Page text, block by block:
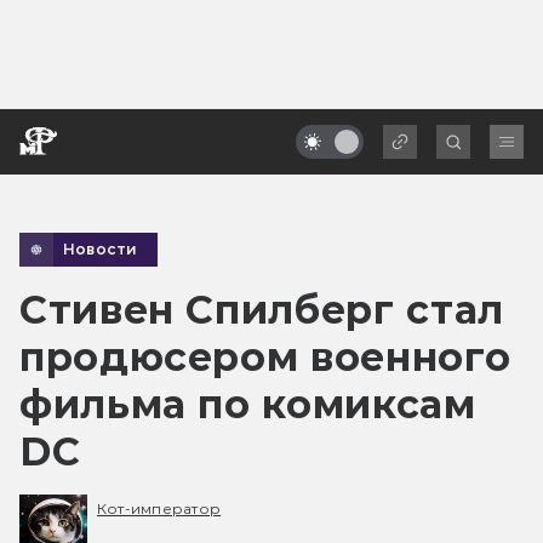
Новости
Стивен Спилберг стал
продюсером военного
фильма по комиксам
DC
Кот-император